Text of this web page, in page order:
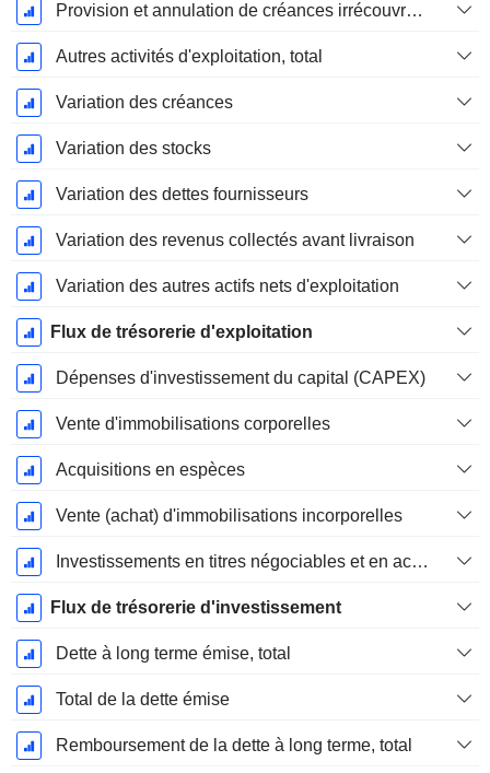
Provision et annulation de créances irrécouvrables
Autres activités d'exploitation, total
Variation des créances
Variation des stocks
Variation des dettes fournisseurs
Variation des revenus collectés avant livraison
Variation des autres actifs nets d'exploitation
Flux de trésorerie d'exploitation
Dépenses d'investissement du capital (CAPEX)
Vente d'immobilisations corporelles
Acquisitions en espèces
Vente (achat) d'immobilisations incorporelles
Investissements en titres négociables et en actions, total
Flux de trésorerie d'investissement
Dette à long terme émise, total
Total de la dette émise
Remboursement de la dette à long terme, total